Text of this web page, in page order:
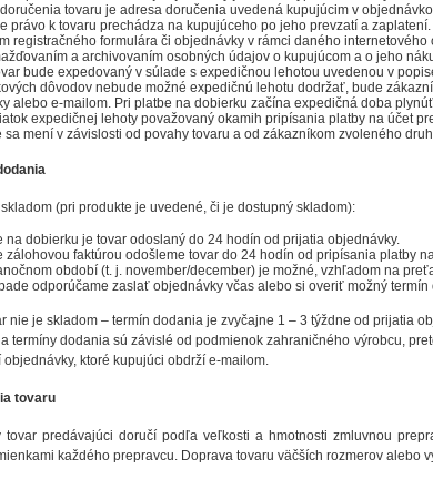
tovaru je adresa doručenia uvedená kupujúcim v
právo k tovaru prechádza na kupujúceho po jeho prevzatí a zaplatení.
registračného formulára či objednávky v rámci daného
a archivovaním osobných údajov o kupujúcom a o jeho
bude expedovaný v súlade s expedičnou lehotou uvedenou v
dôvodov nebude možné expedičnú lehotu dodržať, bude
alebo e-mailom. Pri platbe na dobierku začína expedičná doba
expedičnej lehoty považovaný okamih pripísania platby na účet
sa mení v závislosti od povahy tovaru a od zákazníkom zvoleného
(pri produkte je uvedené, či je dostupný skladom):
na dobierku je tovar odoslaný do 24 hodín od prijatia objednávky.
zálohovou faktúrou odošleme tovar do 24 hodín od pripísania platby
období (t. j. november/december) je možné, vzhľadom na
odporúčame zaslať objednávky včas alebo si overiť možný
nie je skladom – termín dodania je zvyčajne 1 – 3 týždne od prijatia
termíny dodania sú závislé od podmienok zahraničného výrobcu,
objednávky, ktoré kupujúci obdrží e-mailom.
tovaru
tovar predávajúci doručí podľa veľkosti a hmotnosti zmluvnou
každého prepravcu. Doprava tovaru väčších rozmerov alebo